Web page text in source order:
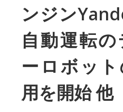
ンジン
自動運転
ーロボッ
用を開始 他